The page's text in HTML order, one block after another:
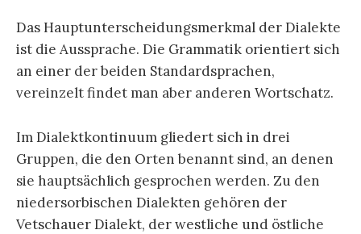
Das Hauptunterscheidungsmerkmal der Dialekte
ist die Aussprache. Die Grammatik orientiert sich
an einer der beiden Standardsprachen,
vereinzelt findet man aber anderen Wortschatz.
Im Dialektkontinuum gliedert sich in drei
Gruppen, die den Orten benannt sind, an denen
sie hauptsächlich gesprochen werden. Zu den
niedersorbischen Dialekten gehören der
Vetschauer Dialekt, der westliche und östliche